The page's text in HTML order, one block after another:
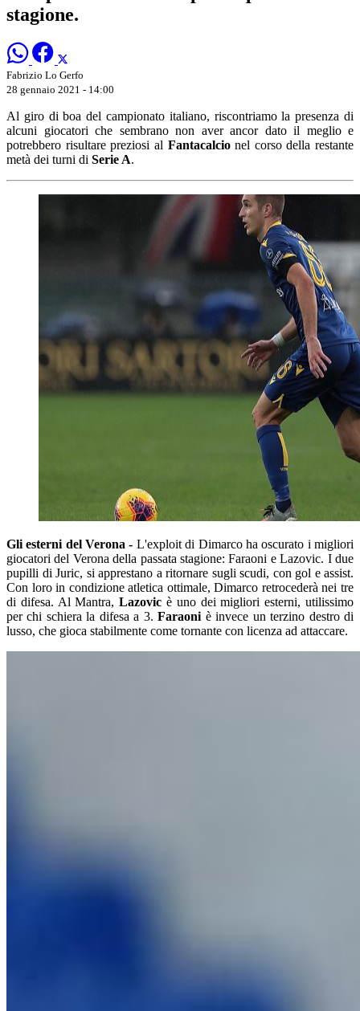
stagione.
Fabrizio Lo Gerfo
28 gennaio 2021 - 14:00
Al giro di boa del campionato italiano, riscontriamo la presenza di
alcuni giocatori che sembrano non aver ancor dato il meglio e
potrebbero risultare preziosi al Fantacalcionel corso della restante
metà dei turni di Serie A.
Gli esterni del Verona - L'exploit di Dimarco ha oscurato i migliori
giocatori del Verona della passata stagione: Faraoni e Lazovic. I due
pupilli di Juric, si apprestano a ritornare sugli scudi, con gol e assist.
Con loro in condizione atletica ottimale, Dimarco retrocederà nei tre
di difesa. Al Mantra,Lazovic è uno dei migliori esterni, utilissimo
per chi schiera la difesa a 3.Faraoni è invece un terzino destro di
lusso, che gioca stabilmente come tornante con licenza ad attaccare.